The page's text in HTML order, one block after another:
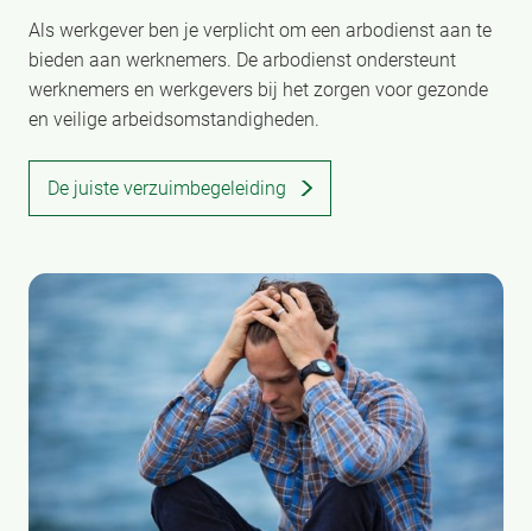
Als werkgever ben je verplicht om een arbodienst aan te
bieden aan werknemers. De arbodienst ondersteunt
werknemers en werkgevers bij het zorgen voor gezonde
en veilige arbeidsomstandigheden.
De juiste verzuimbegeleiding